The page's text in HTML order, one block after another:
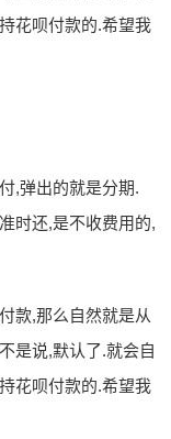
花呗付款的.希望我
,弹出的就是分期.
时还,是不收费用的,
款,那么自然就是从
是说,默认了.就会自
花呗付款的.希望我